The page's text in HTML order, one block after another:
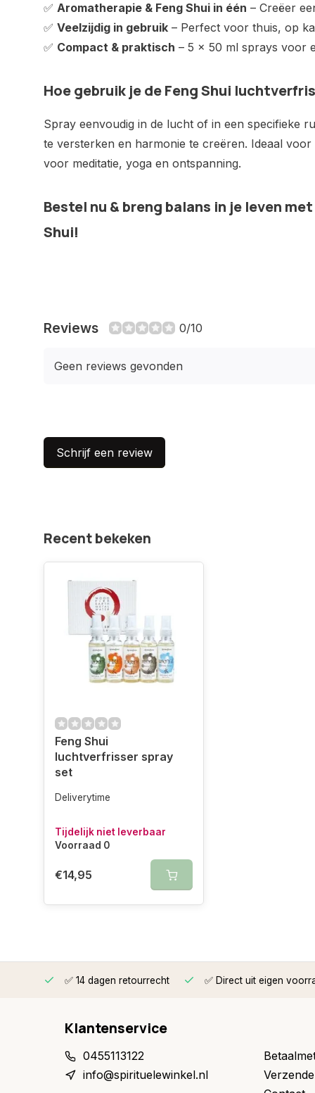
✅ Aromatherapie & Feng Shui in één – Creëer
✅ Veelzijdig in gebruik – Perfect voor thuis, op
✅ Compact & praktisch – 5 x 50 ml sprays voor
Hoe gebruik je de Feng Shui
Spray eenvoudig in de lucht of in een specifieke
te versterken en harmonie te creëren. Ideaal voor
voor meditatie, yoga en ontspanning.
Bestel nu & breng balans in je leven
Shui!
Reviews 0/10
Geen reviews gevonden
Schrijf een review
Recent bekeken
Feng Shui
luchtverfrisser spray
set
Deliverytime
Tijdelijk niet leverbaar
Voorraad 0
€14,95
✅ 14 dagen retourrecht ✅ Direct uit eigen
Klantenservice
0455113122
info@spirituelewinkel.nl